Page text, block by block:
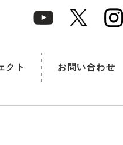
クト お問い合わせ